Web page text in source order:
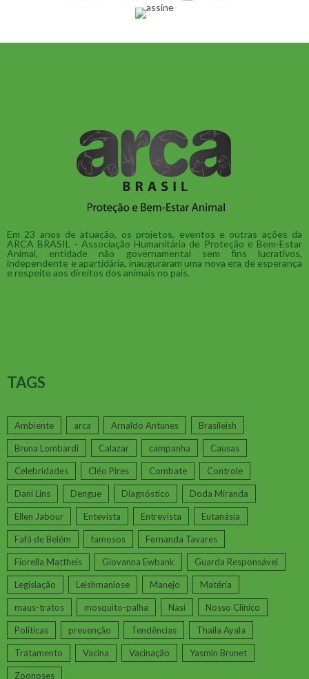
Em 23 anos de atuação, os projetos, eventos e outras ações da
ARCA BRASIL - Associação Humanitária de Proteção e Bem-Estar
Animal, entidade não governamental sem fins lucrativos,
independente e apartidária, inauguraram uma nova era de esperança
e respeito aos direitos dos animais no país.
TAGS
Ambiente arca Arnaldo Antunes Brasileish
Bruna Lombardi Calazar campanha Causas
Celebridades Cléo Pires Combate Controle
Dani Lins Dengue Diagnóstico Doda Miranda
Ellen Jabour Entevista Entrevista Eutanásia
Fafá de Belém famosos Fernanda Tavares
Fiorella Mattheis Giovanna Ewbank Guarda Responsável
Legislação Leishmaniose Manejo Matéria
maus-tratos mosquito-palha Nasi Nosso Clínico
Políticas prevenção Tendências Thaila Ayala
Tratamento Vacina Vacinação Yasmin Brunet
Zoonoses